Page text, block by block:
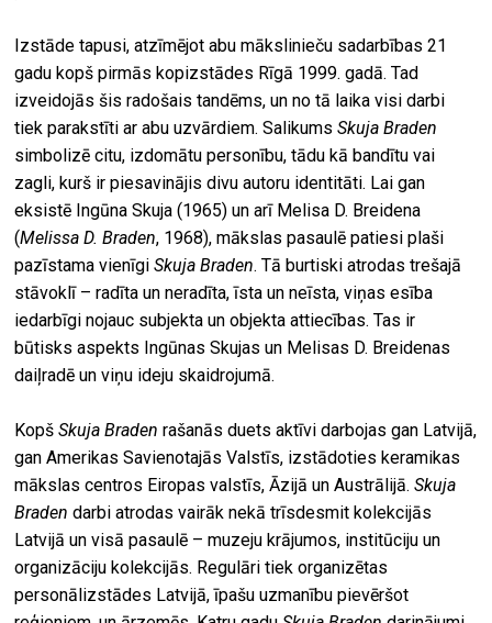
Izstāde tapusi, atzīmējot abu mākslinieču sadarbības 21
gadu kopš pirmās kopizstādes Rīgā 1999. gadā. Tad
izveidojās šis radošais tandēms, un no tā laika visi darbi
tiek parakstīti ar abu uzvārdiem. SalikumsSkuja Braden
simbolizē citu, izdomātu personību, tādu kā bandītu vai
zagli, kurš ir piesavinājis divu autoru identitāti. Lai gan
eksistē Ingūna Skuja (1965) un arī Melisa D. Breidena
(Melissa D. Braden, 1968), mākslas pasaulē patiesi plaši
pazīstama vienīgiSkuja Braden. Tā burtiski atrodas trešajā
stāvoklī – radīta un neradīta, īsta un neīsta, viņas esība
iedarbīgi nojauc subjekta un objekta attiecības. Tas ir
būtisks aspekts Ingūnas Skujas un Melisas D. Breidenas
daiļradē un viņu ideju skaidrojumā.
KopšSkuja Braden rašanās duets aktīvi darbojas gan Latvijā,
gan Amerikas Savienotajās Valstīs, izstādoties keramikas
mākslas centros Eiropas valstīs, Āzijā un Austrālijā.Skuja
Braden darbi atrodas vairāk nekā trīsdesmit kolekcijās
Latvijā un visā pasaulē – muzeju krājumos, institūciju un
organizāciju kolekcijās. Regulāri tiek organizētas
personālizstādes Latvijā, īpašu uzmanību pievēršot